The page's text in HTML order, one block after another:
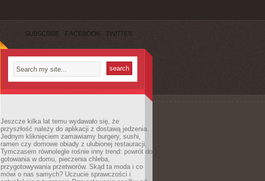
SUBSCRIBE FACEBOOK TWITTER
Jeszcze kilka lat temu wydawało się, że
przyszłość należy do aplikacji z dostawą jedzenia.
Jednym kliknięciem zamawiamy burgery, sushi,
ramen czy domowe obiady z ulubionej restauracji.
Tymczasem równolegle rośnie inny trend: powrót do
gotowania w domu, pieczenia chleba,
przygotowywania przetworów. Skąd ta moda i co
mówi o nas samych? Uczucie sprawczości i